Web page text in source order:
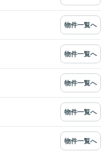
物件一覧へ
物件一覧へ
物件一覧へ
物件一覧へ
物件一覧へ